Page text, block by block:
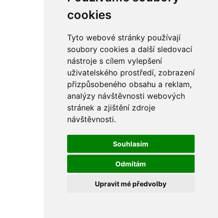
cookies
Tyto webové stránky používají
soubory cookies a další sledovací
nástroje s cílem vylepšení
uživatelského prostředí, zobrazení
přizpůsobeného obsahu a reklam,
analýzy návštěvnosti webových
stránek a zjištění zdroje
návštěvnosti.
Souhlasím
Odmítám
Upravit mé předvolby
řetězy
ostatní části
sekundární
sání
sedla
spojovací materiál
matice
podložky
pojistné kroužky
šrouby
výbava
výfuky a kolena
bowdeny a lanka
filtry
gufera